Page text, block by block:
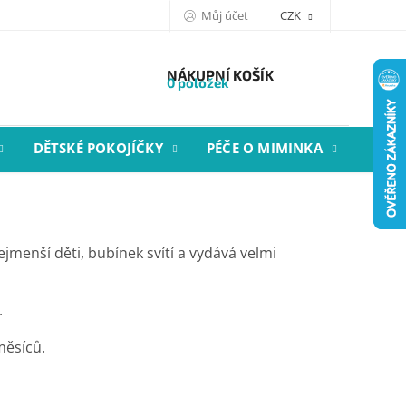
Můj účet CZK
NÁKUPNÍ KOŠÍK
0 položek
DĚTSKÉ POKOJÍČKY PÉČE O MIMINKA
děti, bubínek svítí a vydává velmi